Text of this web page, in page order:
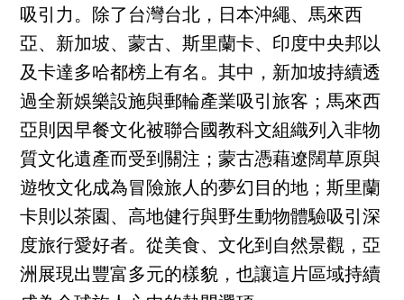
吸引力。除了台灣台北，日本沖繩、馬來西
亞、新加坡、蒙古、斯里蘭卡、印度中央邦以
及卡達多哈都榜上有名。其中，新加坡持續透
過全新娛樂設施與郵輪產業吸引旅客；馬來西
亞則因早餐文化被聯合國教科文組織列入非物
質文化遺產而受到關注；蒙古憑藉遼闊草原與
遊牧文化成為冒險旅人的夢幻目的地；斯里蘭
卡則以茶園、高地健行與野生動物體驗吸引深
度旅行愛好者。從美食、文化到自然景觀，亞
洲展現出豐富多元的樣貌，也讓這片區域持續